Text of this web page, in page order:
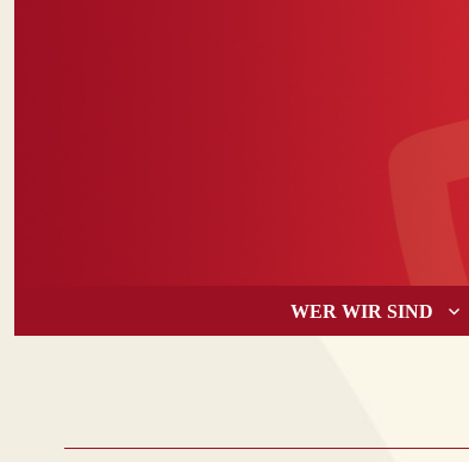
WER WIR SIND